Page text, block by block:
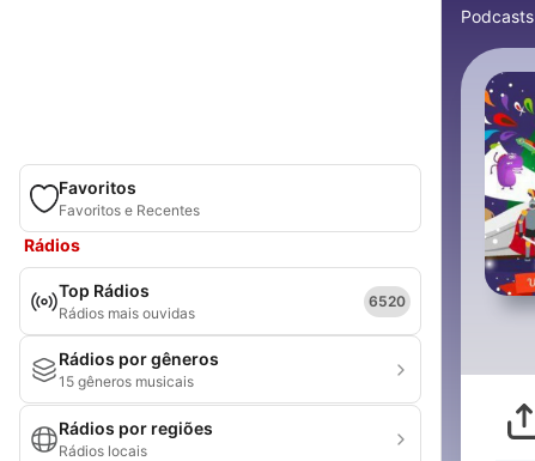
Favoritos
Favoritos e Recentes
Rádios
Top Rádios
Rádios mais ouvidas
6520
Rádios por gêneros
15 gêneros musicais
Rádios por regiões
Rádios locais
Podcasts